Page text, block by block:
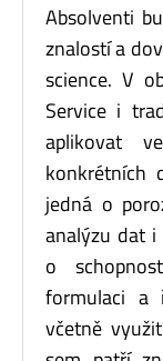
Absolventi
znalostí a
science. V
Service i
aplikovat
konkrétních
jedná o
analýzu dat
o
formulaci a
včetně